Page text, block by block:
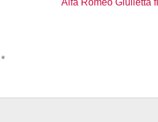
*